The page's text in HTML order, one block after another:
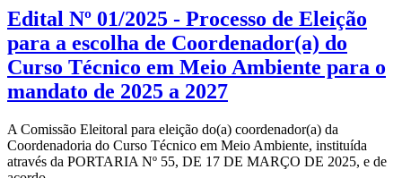
Edital Nº 01/2025 - Processo de Eleição
para a escolha de Coordenador(a) do
Curso Técnico em Meio Ambiente para o
mandato de 2025 a 2027
A Comissão Eleitoral para eleição do(a) coordenador(a) da
Coordenadoria do Curso Técnico em Meio Ambiente, instituída
através da PORTARIA Nº 55, DE 17 DE MARÇO DE 2025, e de